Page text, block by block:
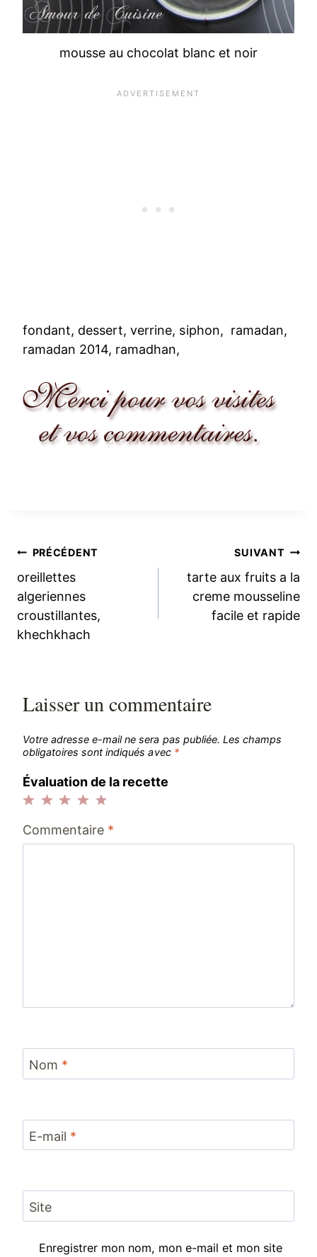
mousse au chocolat blanc et noir
fondant, dessert, verrine, siphon, ramadan,
ramadan 2014, ramadhan,
Navigation
de
l’article
PRÉCÉDENT
oreillettes
algeriennes
croustillantes,
khechkhach
SUIVANT
tarte aux fruits a la
creme mousseline
facile et rapide
Laisser un commentaire
Votre adresse e-mail ne sera pas publiée. Les champs
obligatoires sont indiqués avec *
Évaluation de la recette
étoiles
étoiles
étoiles
étoiles
étoile
Commentaire *
Nom *
E-mail *
Site
Enregistrer mon nom, mon e-mail et mon site